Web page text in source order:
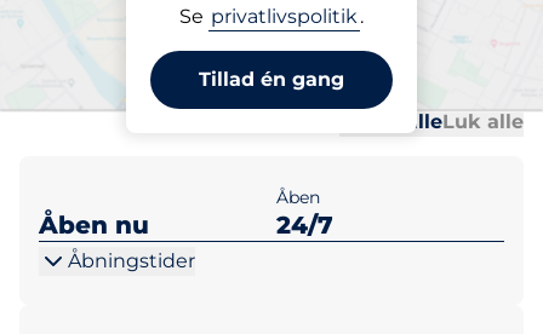
Se privatlivspolitik.
Tillad én gang
Parkering på stedet
Ringsted Centret
Udvid alleLuk alle
Åben nu
Åben
24/7
Åbningstider